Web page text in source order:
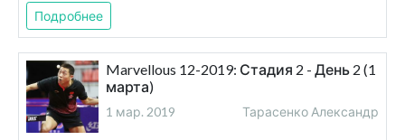
Подробнее
Marvellous 12-2019: Стадия 2 - День 2 (1
марта)
1 мар. 2019 Тарасенко Александр